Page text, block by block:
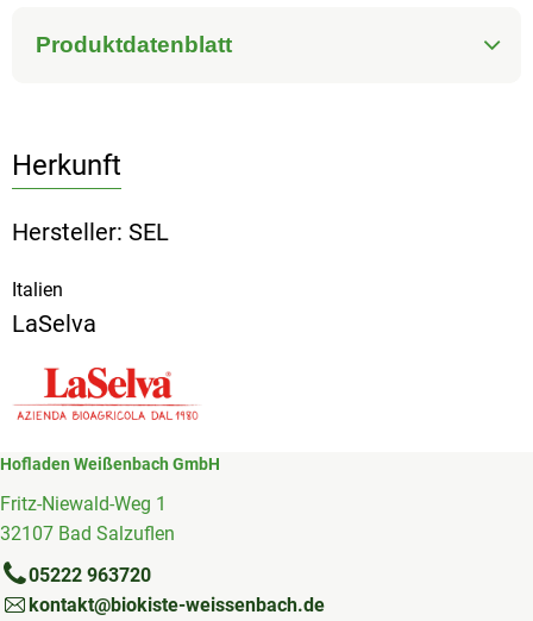
Produktdatenblatt
Herkunft
Hersteller: SEL
Italien
LaSelva
Hofladen Weißenbach GmbH
Fritz-Niewald-Weg 1
32107 Bad Salzuflen
05222 963720
kontakt@biokiste-weissenbach.de